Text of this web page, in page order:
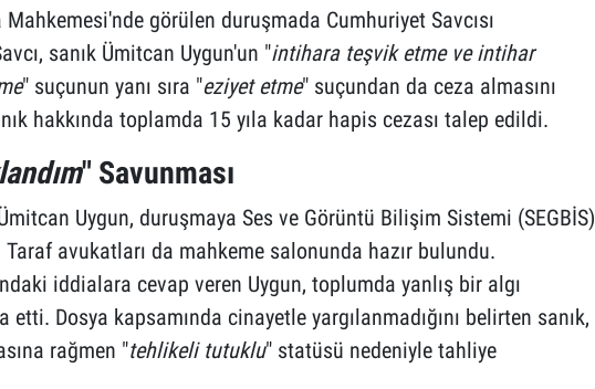
görülen duruşmada Cumhuriyet Savcısı
sanık Ümitcan Uygun'un "intihara teşvik etme ve intihar
" suçunun yanı sıra "eziyet etme" suçundan da ceza almasını
hakkında toplamda 15 yıla kadar hapis cezası talep edildi.
" Savunması
Uygun, duruşmaya Ses ve Görüntü Bilişim Sistemi (SEGBİS)
Taraf avukatları da mahkeme salonunda hazır bulundu.
iddialara cevap veren Uygun, toplumda yanlış bir algı
Dosya kapsamında cinayetle yargılanmadığını belirten sanık,
rağmen "tehlikeli tutuklu" statüsü nedeniyle tahliye